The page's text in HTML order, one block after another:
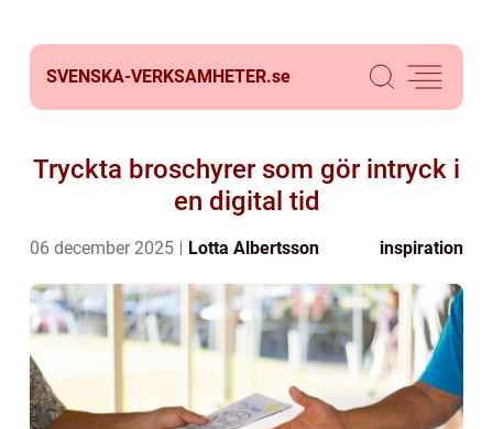
SVENSKA-VERKSAMHETER.se
Tryckta broschyrer som gör intryck i
en digital tid
06 december 2025 Lotta Albertsson inspiration